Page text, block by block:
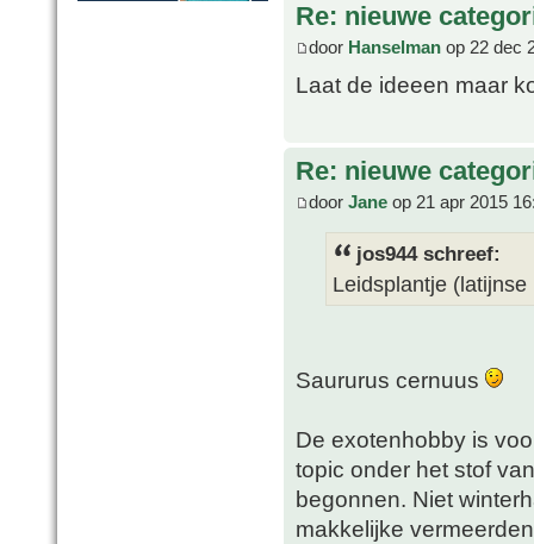
Re: nieuwe
door Hanselman op 22 dec
Laat de ideeen maar
Re: nieuwe
door Jane op 21 apr 2015
jos944 schreef:
Leidsplantje
Saururus cernuus
De exotenhobby is
topic onder het stof
begonnen. Niet
makkelijke